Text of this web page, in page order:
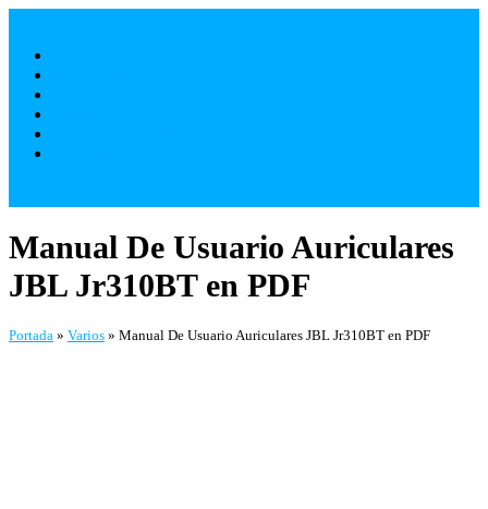
contenido
Manual De Usuario Auriculares
JBL Jr310BT en PDF
Portada » Varios » Manual De Usuario Auriculares JBL Jr310BT en PDF